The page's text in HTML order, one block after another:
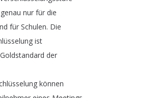
genau nur für die
für Schulen. Die
ist
Goldstandard der
können